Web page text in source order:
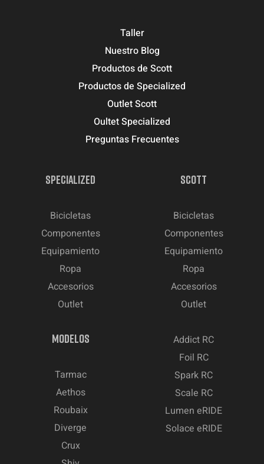
Taller
Nuestro Blog
Productos de Scott
Productos de Specialized
Outlet Scott
Oultet Specialized
Preguntas Frecuentes
SPECIALIZED
Bicicletas
Componentes
Equipamiento
Ropa
Accesorios
Outlet
SCOTT
Bicicletas
Componentes
Equipamiento
Ropa
Accesorios
Outlet
MODELOS
Tarmac
Aethos
Roubaix
Diverge
Crux
Addict RC
Foil RC
Spark RC
Scale RC
Lumen eRIDE
Solace eRIDE